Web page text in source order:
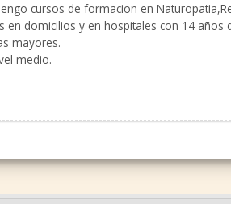
cursos de formacion en
en domicilios y en hospitales con 14
mayores.
medio.